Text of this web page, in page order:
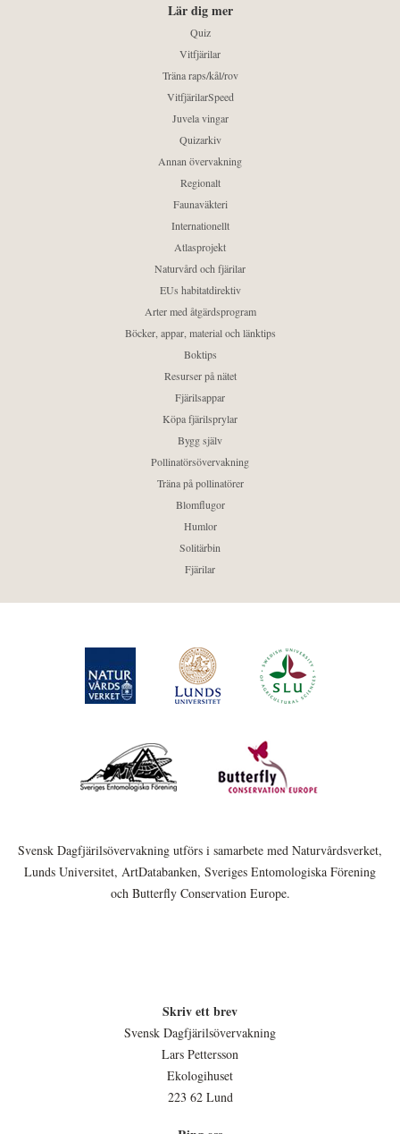
Lär dig mer
Quiz
Vitfjärilar
Träna raps/kål/rov
VitfjärilarSpeed
Juvela vingar
Quizarkiv
Annan övervakning
Regionalt
Faunaväkteri
Internationellt
Atlasprojekt
Naturvård och fjärilar
EUs habitatdirektiv
Arter med åtgärdsprogram
Böcker, appar, material och länktips
Boktips
Resurser på nätet
Fjärilsappar
Köpa fjärilsprylar
Bygg själv
Pollinatörsövervakning
Träna på pollinatörer
Blomflugor
Humlor
Solitärbin
Fjärilar
Svensk Dagfjärilsövervakning utförs i samarbete med Naturvårdsverket,
Lunds Universitet, ArtDatabanken, Sveriges Entomologiska Förening
och Butterfly Conservation Europe.
Skriv ett brev
Svensk Dagfjärilsövervakning
Lars Pettersson
Ekologihuset
223 62 Lund